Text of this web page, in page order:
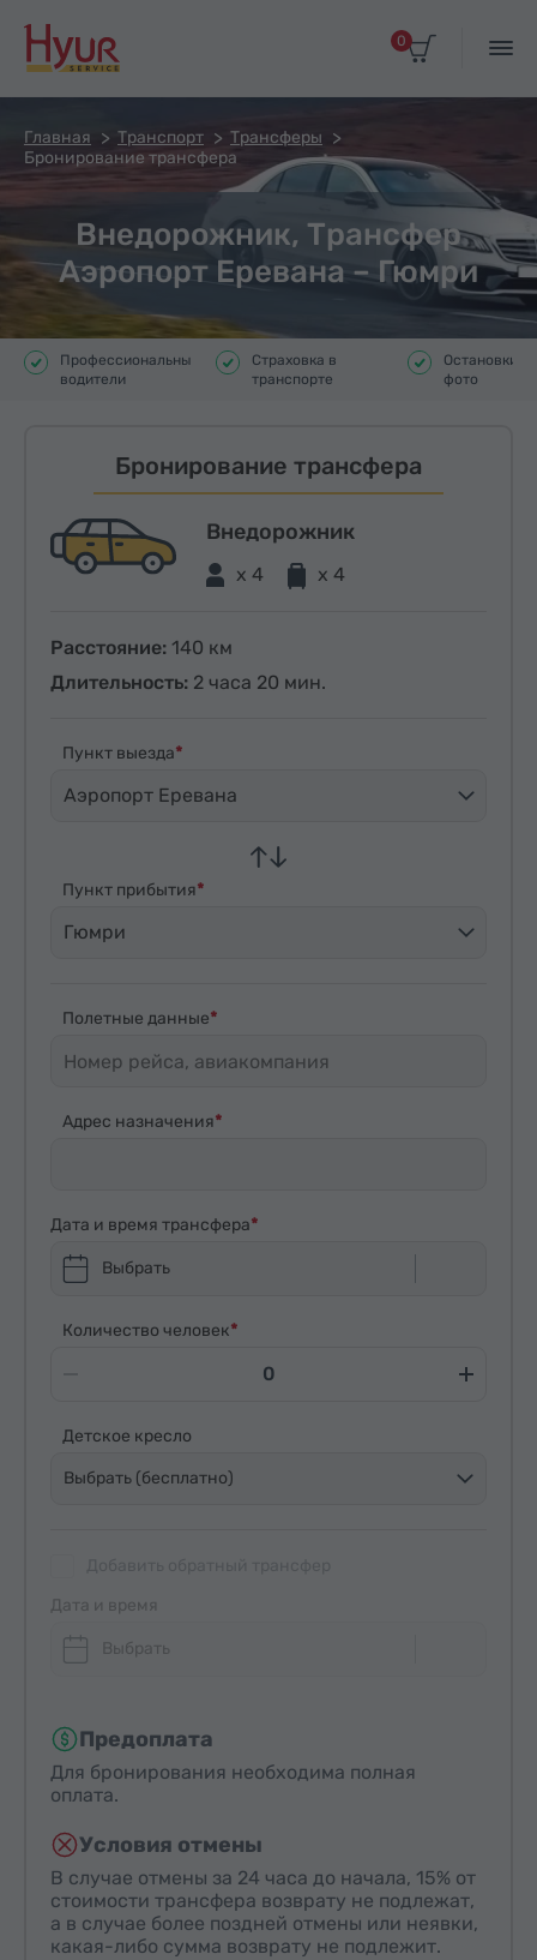
0
Главная Транспорт
Трансферы
Бронирование трансфера
Внедорожник, Трансфер
Аэропорт Еревана – Гюмри
Профессиональные
водители
Страховка в
транспорте
Остановки
фото
Бронирование трансфера
Внедорожник
x 4 x 4
Расстояние: 140 км
Длительность: 2 часа 20 мин.
Пункт выезда
Аэропорт Еревана
Пункт прибытия
Гюмри
Полетные данные
Адрес назначения
Дата и время трансфера
Выбрать
Количество человек
Детское кресло
Выбрать (бесплатно)
Дата и время
Выбрать
Предоплата
Для бронирования необходима полная
оплата.
Условия отмены
В случае отмены за 24 часа до начала, 15% от
стоимости трансфера возврату не подлежат,
а в случае более поздней отмены или неявки,
какая-либо сумма возврату не подлежит.